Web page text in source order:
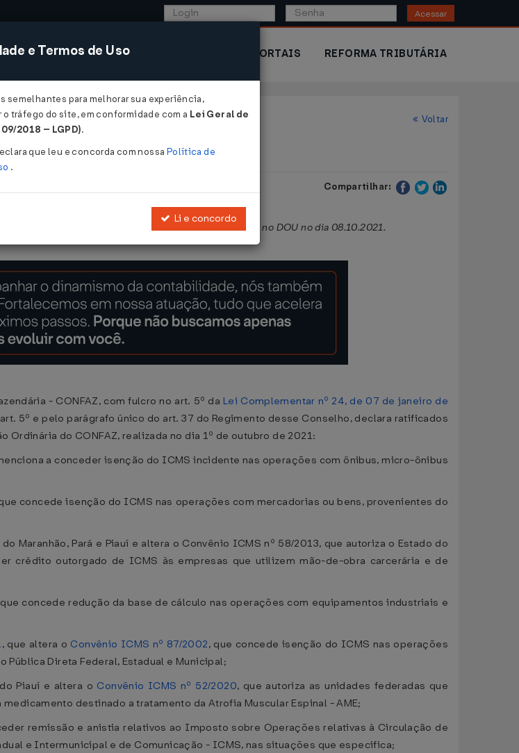
Acessar
SISTEMAS COMÉRCIO EXTERIOR PORTAIS REFORMA TRIBUTÁRIA
Voltar
Compartilhar:
do CONFAZ, realizada no dia 01.10.2021 e publicados no DOU no dia 08.10.2021.
- CONFAZ, com fulcro no art. 5º da Lei Complementar nº 24, de 07 de janeiro de
5º e pelo parágrafo único do art. 37 do Regimento desse Conselho, declara ratificados
do CONFAZ, realizada no dia 1º de outubro de 2021:
a conceder isenção do ICMS incidente nas operações com ônibus, micro-ônibus
concede isenção do ICMS nas operações com mercadorias ou bens, provenientes do
Maranhão, Pará e Piauí e altera o Convênio ICMS nº 58/2013, que autoriza o Estado do
crédito outorgado de ICMS às empresas que utilizem mão-de-obra carcerária e de
que concede redução da base de cálculo nas operações com equipamentos industriais e
, que altera o Convênio ICMS nº 87/2002, que concede isenção do ICMS nas operações
Direta Federal, Estadual e Municipal;
Piauí e altera o Convênio ICMS nº 52/2020, que autoriza as unidades federadas que
destinado a tratamento da Atrofia Muscular Espinal - AME;
remissão e anistia relativos ao Imposto sobre Operações relativas à Circulação de
e Intermunicipal e de Comunicação - ICMS, nas situações que especifica;
e Termos de Uso
para melhorar sua experiência,
tráfego do site, em conformidade com a Lei Geral de
2018 – LGPD).
que leu e concorda com nossa Política de
.
Li e concordo